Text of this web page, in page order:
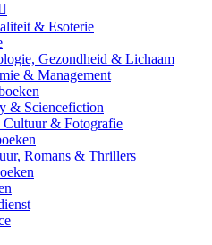
& Esoterie
Gezondheid & Lichaam
& Management
& Sciencefiction
Cultuur & Fotografie
Romans & Thrillers